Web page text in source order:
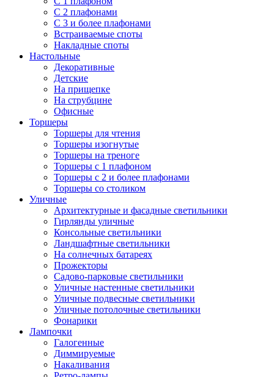
С 2 плафонами
С 3 и более плафонами
Встраиваемые споты
Накладные споты
Настольные
Декоративные
Детские
На прищепке
На струбцине
Офисные
Торшеры
Торшеры для чтения
Торшеры изогнутые
Торшеры на треноге
Торшеры с 1 плафоном
Торшеры с 2 и более плафонами
Торшеры со столиком
Уличные
Архитектурные и фасадные светильники
Гирлянды уличные
Консольные светильники
Ландшафтные светильники
На солнечных батареях
Прожекторы
Садово-парковые светильники
Уличные настенные светильники
Уличные подвесные светильники
Уличные потолочные светильники
Фонарики
Лампочки
Галогенные
Диммируемые
Накаливания